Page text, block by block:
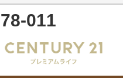
011